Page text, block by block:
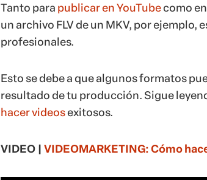
Tanto para publicar en YouTubecomo
un archivo FLV de un MKV, por ejemplo,
profesionales.
Esto se debe a que algunos formatos
resultado de tu producción. Sigue
hacer videosexitosos.
VIDEO | VIDEOMARKETING: Cómo